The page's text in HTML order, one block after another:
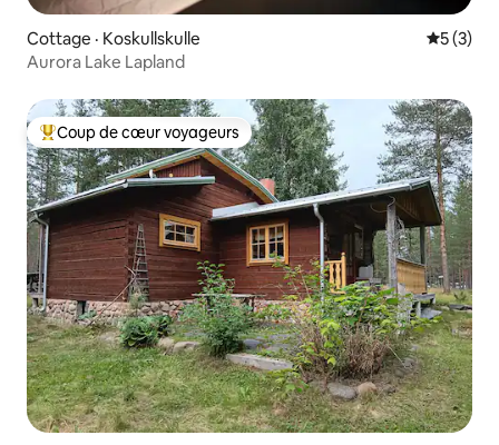
Cottage · Koskullskulle Note
5 (3)
Aurora Lake Lapland
Coup de cœur voyageurs parmi les plus aimés
Coup de cœur voyageurs